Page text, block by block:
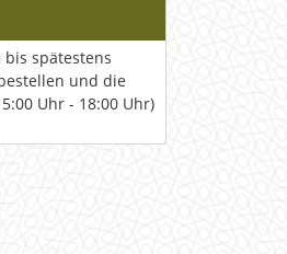
bis spätestens
und die
Uhr - 18:00 Uhr)